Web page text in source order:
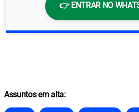
👉 ENTRAR NO
Assuntos em alta: